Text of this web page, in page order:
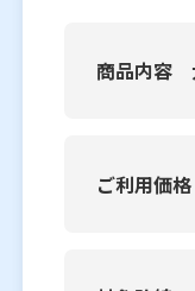
商品内容
ご利用価